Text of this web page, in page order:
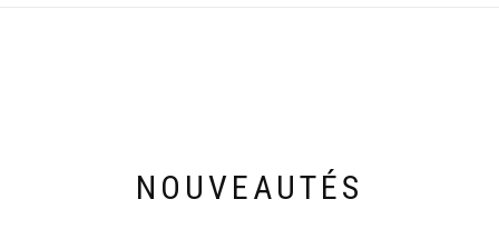
NOUVEAUTÉS